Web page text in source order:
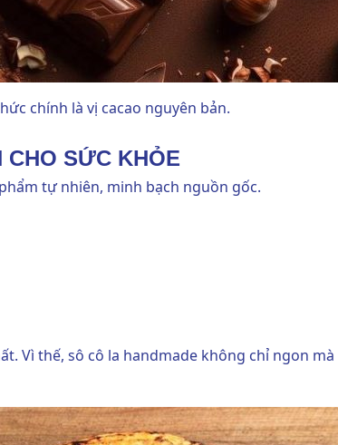
chính là vị cacao nguyên bản.
CHO SỨC KHỎE
tự nhiên, minh bạch nguồn gốc.
Vì thế, sô cô la handmade không chỉ ngon